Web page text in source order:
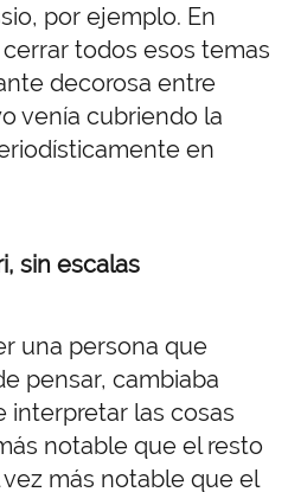
por ejemplo. En
todos esos temas
decorosa entre
venía cubriendo la
en
sin escalas
una persona que
pensar, cambiaba
interpretar las cosas
notable que el resto
más notable que el